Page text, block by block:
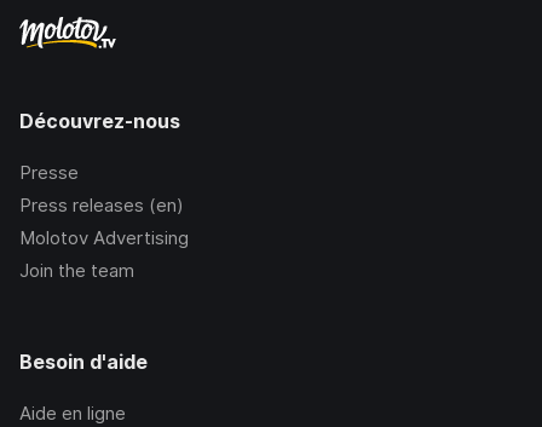
Découvrez-nous
Presse
Press releases (en)
Molotov Advertising
Join the team
Besoin d'aide
Aide en ligne